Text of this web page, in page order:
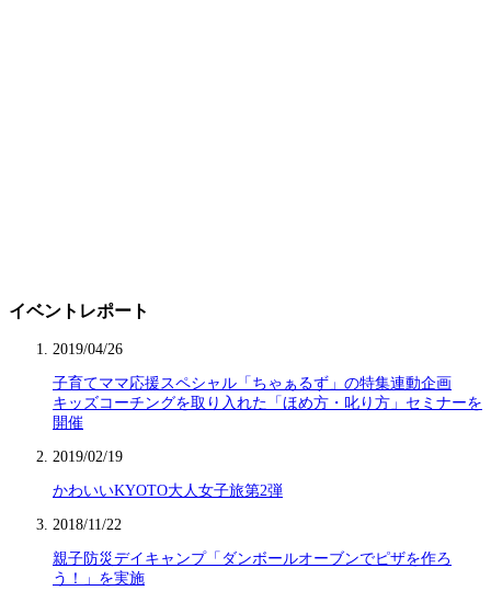
イベントレポート
2019/04/26
子育てママ応援スペシャル「ちゃぁるず」の特集連動企画
キッズコーチングを取り入れた「ほめ方・叱り方」セミナーを
開催
2019/02/19
かわいいKYOTO大人女子旅第2弾
2018/11/22
親子防災デイキャンプ「ダンボールオーブンでピザを作ろ
う！」を実施